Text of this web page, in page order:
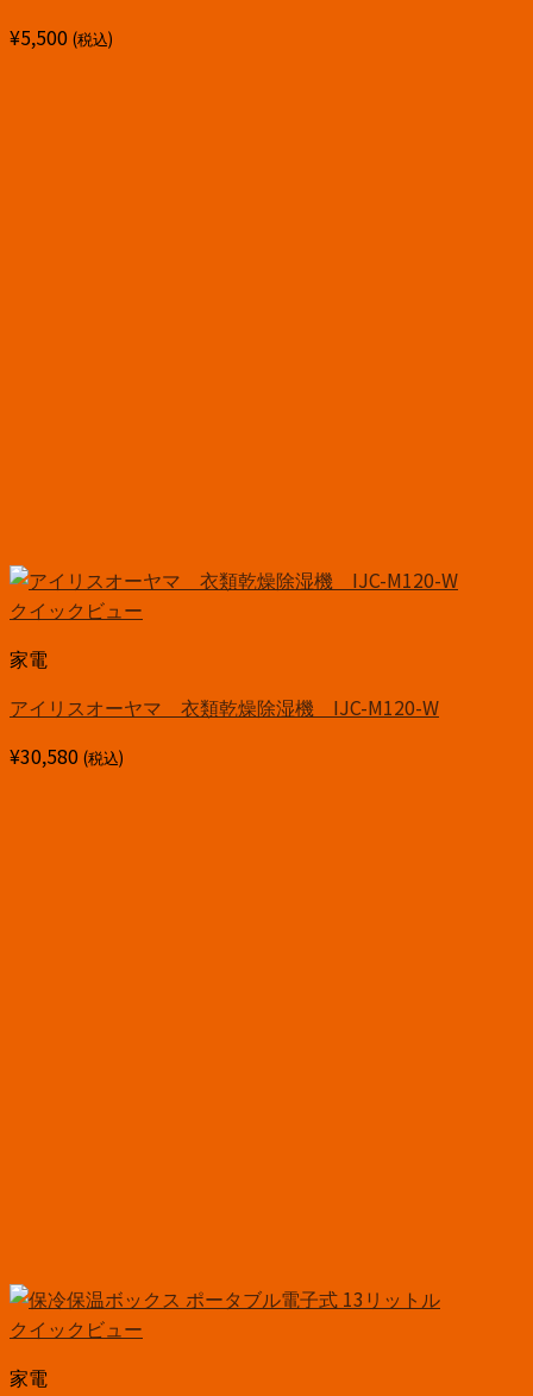
¥5,500 (税込)
クイックビュー
家電
アイリスオーヤマ 衣類乾燥除湿機 IJC-M120-W
¥30,580 (税込)
クイックビュー
家電